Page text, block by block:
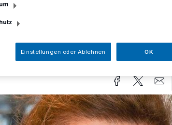
Einstellungen oder Ablehnen OK